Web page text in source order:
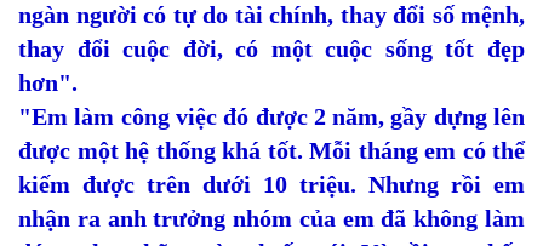
ngàn người có tự do tài chính, thay đổi số mệnh,
thay đổi cuộc đời, có một cuộc sống tốt đẹp
hơn".
"Em làm công việc đó được 2 năm, gầy dựng lên
được một hệ thống khá tốt. Mỗi tháng em có thể
kiếm được trên dưới 10 triệu. Nhưng rồi em
nhận ra anh trưởng nhóm của em đã không làm